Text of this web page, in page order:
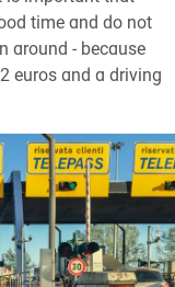
time and do not
around - because
euros and a driving